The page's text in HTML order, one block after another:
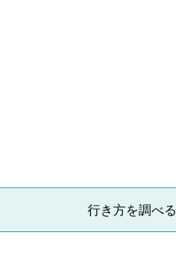
行き方を調べる